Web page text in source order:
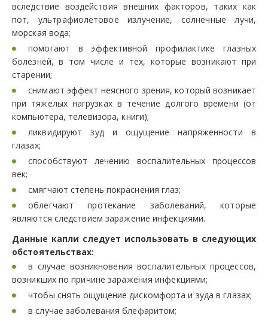
вследствие воздействия внешних факторов, таких как
пот, ультрафиолетовое излучение, солнечные лучи,
морская вода;
помогают в эффективной профилактике глазных
болезней, в том числе и тех, которые возникают при
старении;
снимают эффект неясного зрения, который возникает
при тяжелых нагрузках в течение долгого времени (от
компьютера, телевизора, книги);
ликвидируют зуд и ощущение напряженности в
глазах;
способствуют лечению воспалительных процессов
век;
смягчают степень покраснения глаз;
облегчают протекание заболеваний, которые
являются следствием заражение инфекциями.
Данные капли следует использовать в следующих
обстоятельствах:
в случае возникновения воспалительных процессов,
возникших по причине заражения инфекциями;
чтобы снять ощущение дискомфорта и зуда в глазах;
в случае заболевания блефаритом;